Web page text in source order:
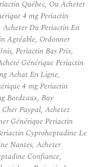
Québec, Ou Acheter
4 mg Periactin
Du Periactin En
Agréable, Ordonner
Periactin Bas Prix,
Générique Periactin
Achat En Ligne,
4 mg Periactin
Bordeaux, Buy
Paypal, Achetez
Générique Periactin
Cyproheptadine Le
Nantes, Acheter
Confiance,